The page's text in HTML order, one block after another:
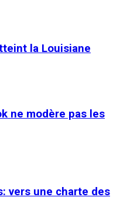
la Louisiane
ne modère pas les
vers une charte des